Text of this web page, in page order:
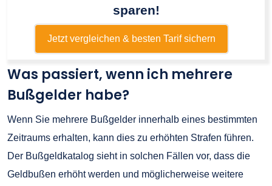
sparen!
Jetzt vergleichen & besten Tarif sichern
Was passiert, wenn ich mehrere
Bußgelder habe?
Wenn Sie mehrere Bußgelder innerhalb eines bestimmten
Zeitraums erhalten, kann dies zu erhöhten Strafen führen.
Der Bußgeldkatalog sieht in solchen Fällen vor, dass die
Geldbußen erhöht werden und möglicherweise weitere